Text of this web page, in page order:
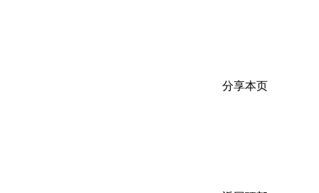
分享本页